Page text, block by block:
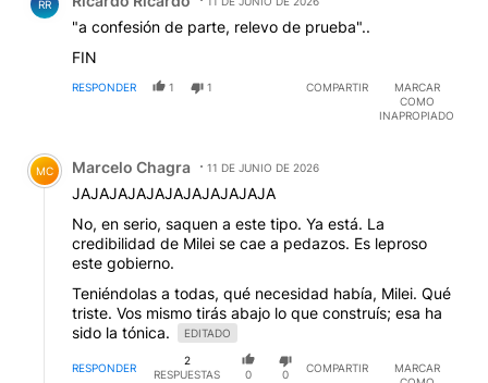
RR
"a confesión de parte, relevo de prueba"..
FIN
RESPONDER 1 1 COMPARTIR
MARCAR
COMO
INAPROPIADO
Comentario de Marcelo Chagra.
MC Marcelo Chagra 11 DE JUNIO DE 2026
JAJAJAJAJAJAJAJAJAJAJA
No, en serio, saquen a este tipo. Ya está. La
credibilidad de Milei se cae a pedazos. Es leproso
este gobierno.
Teniéndolas a todas, qué necesidad había, Milei. Qué
triste. Vos mismo tirás abajo lo que construís; esa ha
sido la tónica.
EDITADO
RESPONDER
2
RESPUESTAS
0 0
COMPARTIR
MARCAR